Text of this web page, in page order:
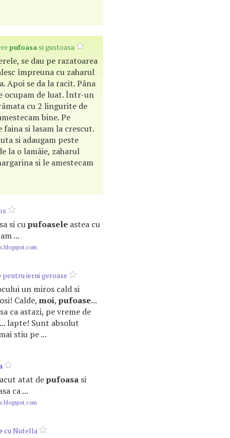
pufoasa si gustoasa
se dau pe razatoarea
împreuna cu zaharul
Apoi se da la racit. Pâna
ocupam de luat. Într-un
cu 2 lingurite de
bine. Pe
si lasam la crescut.
si adaugam peste
la o lamâie, zaharul
si le amestecam
si cupufoasele astea cu
...
pentru ierni geroase
un miros cald si
Calde, moi, pufoase...
ca astazi, pe vreme de
lapte! Sunt absolut
stiu pe ...
atat depufoasa si
ca ...
cu Nutella